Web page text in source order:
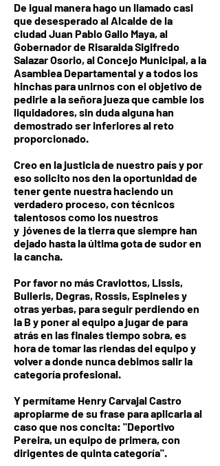
De igual manera hago un llamado casi
que desesperado al Alcalde de la
ciudad Juan Pablo Gallo Maya, al
Gobernador de Risaralda Sigifredo
Salazar Osorio, al Concejo Municipal, a la
Asamblea Departamental y a todos los
hinchas para unirnos con el objetivo de
pedirle a la señora jueza que cambie los
liquidadores, sin duda alguna han
demostrado ser inferiores al reto
proporcionado.
Creo en la justicia de nuestro país y por
eso solicito nos den la oportunidad de
tener gente nuestra haciendo un
verdadero proceso, con técnicos
talentosos como los nuestros
y jóvenes de la tierra que siempre han
dejado hasta la última gota de sudor en
la cancha.
Por favor no más Craviottos, Lissis,
Bulleris, Degras, Rossis, Espineles y
otras yerbas, para seguir perdiendo en
la B y poner al equipo a jugar de para
atrás en las finales tiempo sobra, es
hora de tomar las riendas del equipo y
volver a donde nunca debimos salir la
categoría profesional.
Y permítame Henry Carvajal Castro
apropiarme de su frase para aplicarla al
caso que nos concita: "Deportivo
Pereira, un equipo de primera, con
dirigentes de quinta categoría".